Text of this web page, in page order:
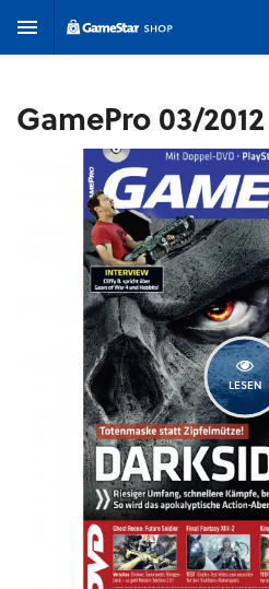
GamePro 03/2012
LESEN